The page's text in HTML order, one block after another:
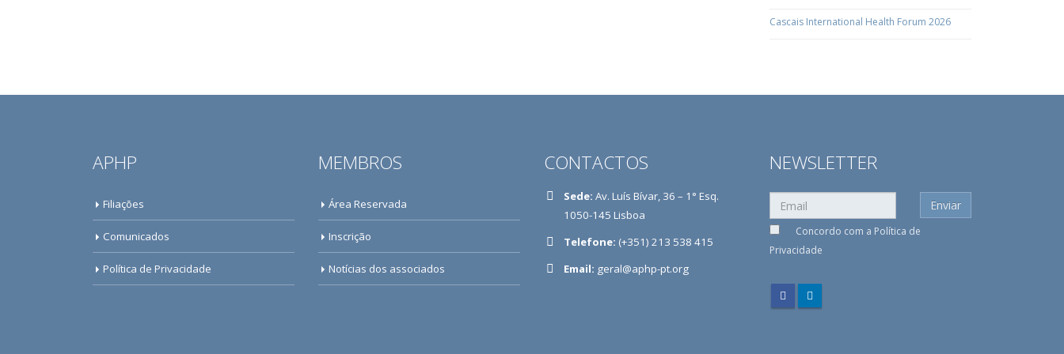
Cascais International Health Forum 2026
APHP
Filiações
Comunicados
Política de Privacidade
MEMBROS
Área Reservada
Inscrição
Notícias dos associados
CONTACTOS
Sede: Av. Luís Bívar, 36 – 1° Esq.
1050-145 Lisboa
Telefone: (+351) 213 538 415
Email: geral@aphp-pt.org
NEWSLETTER
Concordo com a Política de
Privacidade